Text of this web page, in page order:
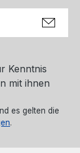
Kenntnis
mit ihnen
es gelten die
.